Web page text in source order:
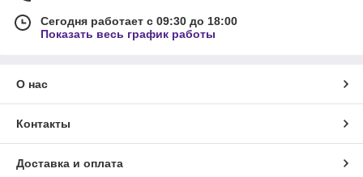
Сегодня работает с 09:30 до 18:00
Показать весь график работы
О нас
Контакты
Доставка и оплата